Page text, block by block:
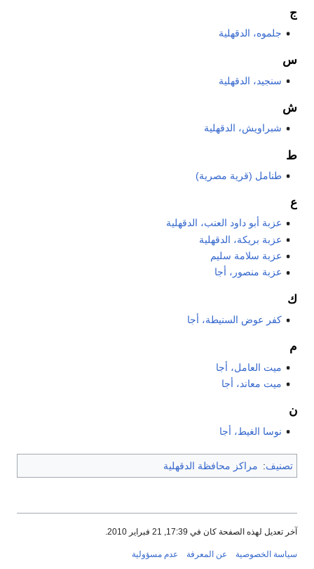
ج
جلموه، الدقهلية
س
سنجيد، الدقهلية
ش
شبراويش، الدقهلية
ط
طنامل (قرية مصرية)
ع
عزبة أبو داود العنب، الدقهلية
عزبة بريكة، الدقهلية
عزبة سلامة سليم
عزبة منصور، أجا
ك
كفر عوض السنيطة، أجا
م
ميت العامل، أجا
ميت معاند، أجا
ن
نوسا الغيط، أجا
تصنيف: مراكز محافظة الدقهلية
آخر تعديل لهذه الصفحة كان في 17:39, 21 فبراير 2010.
سياسة الخصوصية عن المعرفة عدم مسؤولية